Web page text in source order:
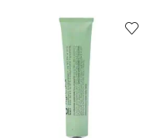
-
Haarverf
100ML
aantal